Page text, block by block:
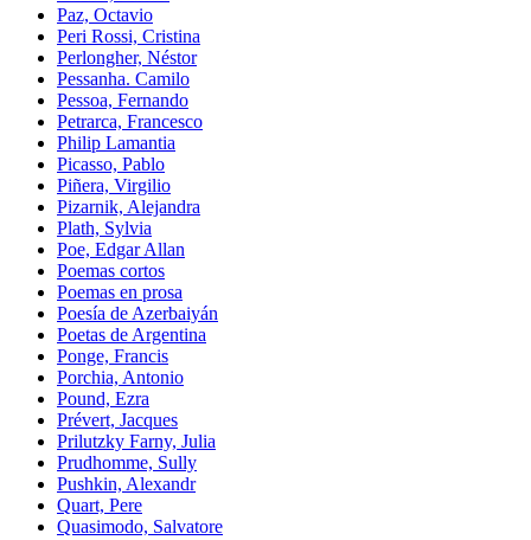
Paz, Octavio
Peri Rossi, Cristina
Perlongher, Néstor
Pessanha. Camilo
Pessoa, Fernando
Petrarca, Francesco
Philip Lamantia
Picasso, Pablo
Piñera, Virgilio
Pizarnik, Alejandra
Plath, Sylvia
Poe, Edgar Allan
Poemas cortos
Poemas en prosa
Poesía de Azerbaiyán
Poetas de Argentina
Ponge, Francis
Porchia, Antonio
Pound, Ezra
Prévert, Jacques
Prilutzky Farny, Julia
Prudhomme, Sully
Pushkin, Alexandr
Quart, Pere
Quasimodo, Salvatore